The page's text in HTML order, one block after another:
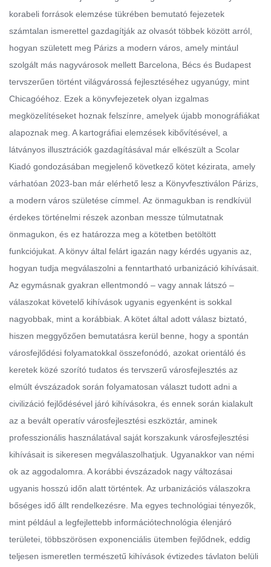
korabeli források elemzése tükrében bemutató fejezetek
számtalan ismerettel gazdagítják az olvasót többek között arról,
hogyan született meg Párizs a modern város, amely mintául
szolgált más nagyvárosok mellett Barcelona, Bécs és Budapest
tervszerűen történt világvárossá fejlesztéséhez ugyanúgy, mint
Chicagóéhoz. Ezek a könyvfejezetek olyan izgalmas
megközelítéseket hoznak felszínre, amelyek újabb monográfiákat
alapoznak meg. A kartográfiai elemzések kibővítésével, a
látványos illusztrációk gazdagításával már elkészült a Scolar
Kiadó gondozásában megjelenő következő kötet kézirata, amely
várhatóan 2023-ban már elérhető lesz a Könyvfesztiválon Párizs,
a modern város születése címmel. Az önmagukban is rendkívül
érdekes történelmi részek azonban messze túlmutatnak
önmagukon, és ez határozza meg a kötetben betöltött
funkciójukat. A könyv által felárt igazán nagy kérdés ugyanis az,
hogyan tudja megválaszolni a fenntartható urbanizáció kihívásait.
Az egymásnak gyakran ellentmondó – vagy annak látszó –
válaszokat követelő kihívások ugyanis egyenként is sokkal
nagyobbak, mint a korábbiak. A kötet által adott válasz biztató,
hiszen meggyőzően bemutatásra kerül benne, hogy a spontán
városfejlődési folyamatokkal összefonódó, azokat orientáló és
keretek közé szorító tudatos és tervszerű városfejlesztés az
elmúlt évszázadok során folyamatosan választ tudott adni a
civilizáció fejlődésével járó kihívásokra, és ennek során kialakult
az a bevált operatív városfejlesztési eszköztár, aminek
professzionális használatával saját korszakunk városfejlesztési
kihívásait is sikeresen megválaszolhatjuk. Ugyanakkor van némi
ok az aggodalomra. A korábbi évszázadok nagy változásai
ugyanis hosszú időn alatt történtek. Az urbanizációs válaszokra
bőséges idő állt rendelkezésre. Ma egyes technológiai tényezők,
mint például a legfejlettebb információtechnológia élenjáró
területei, többszörösen exponenciális ütemben fejlődnek, eddig
teljesen ismeretlen természetű kihívások évtizedes távlaton belüli